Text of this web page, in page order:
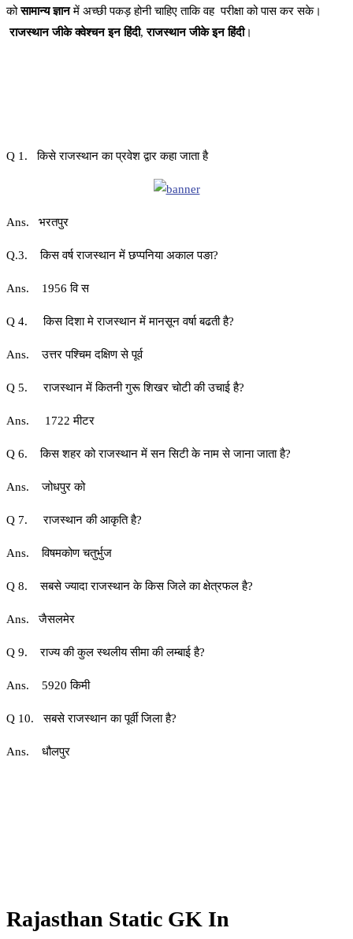
कोसामान्य ज्ञानमें अच्छी पकड़ होनी चाहिए ताकि वह परीक्षा को पास कर सके।
राजस्थान जीके क्वेश्चन इन हिंदी,राजस्थान जीके इन हिंदी।
Q 1. किसे राजस्थान का प्रवेश द्वार कहा जाता है
Ans. भरतपुर
Q.3. किस वर्ष राजस्थान में छप्पनिया अकाल पङा?
Ans. 1956 वि स
Q 4. किस दिशा मे राजस्थान में मानसून वर्षा बढती है?
Ans. उत्तर पश्चिम दक्षिण से पूर्व
Q 5. राजस्थान में कितनी गुरू शिखर चोटी की उचाई है?
Ans. 1722 मीटर
Q 6. किस शहर को राजस्थान में सन सिटी के नाम से जाना जाता है?
Ans. जोधपुर को
Q 7. राजस्थान की आकृति है?
Ans. विषमकोण चतुर्भुज
Q 8. सबसे ज्यादा राजस्थान के किस जिले का क्षेत्रफल है?
Ans. जैसलमेर
Q 9. राज्य की कुल स्थलीय सीमा की लम्बाई है?
Ans. 5920 किमी
Q 10. सबसे राजस्थान का पूर्वी जिला है?
Ans. धौलपुर
Rajasthan Static GK In